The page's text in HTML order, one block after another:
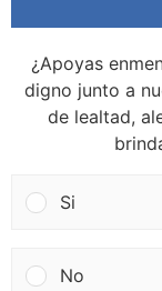
¿Apoyas
digno junto a
de lealtad,
Si
No